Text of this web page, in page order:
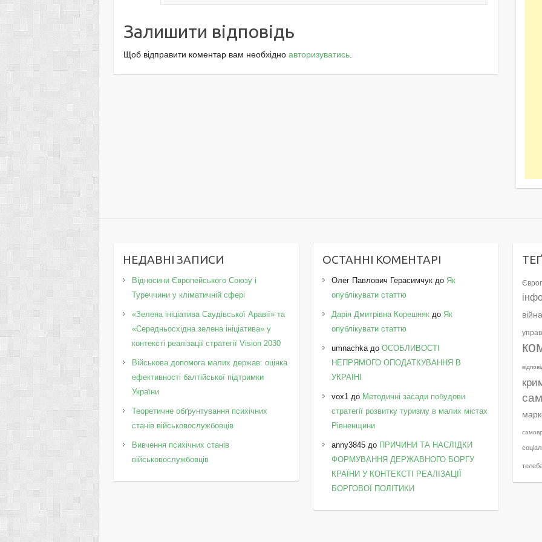
Залишити відповідь
Щоб відправити коментар вам необхідноавторизуватись
НЕДАВНІ ЗАПИСИ
Відносини Європейського Союзу і
Туреччини у кліматичній сфері
«Зелена ініціатива Саудівської Аравії» та
«Середньосхідна зелена ініціатива» у
контексті реалізації стратегії Vision 2030
Військова допомога малих держав: оцінка
ефективності балтійської підтримки
України
Теоретичне обґрунтування психічних
станів військовослужбовців
Вивчення психічних станів
військовослужбовців
ОСТАННІ КОМЕНТАРІ
Олег Павлович Герасимчук до Як
опублікувати статтю
Дарія Дмитрівна Корешняк до Як
опублікувати статтю
umnachkaдоОСОБЛИВОСТІ
НЕПРЯМОГО ОПОДАТКУВАННЯ В
УКРАЇНІ
vox1 до Методичні засади побудови
стратегії розвитку туризму в малих містах
Рівненщини
anny3845 до ПРИЧИНИ ТА НАСЛІДКИ
ФОРМУВАННЯ ДЕРЖАВНОГО БОРГУ
КРАЇНИ У КОНТЕКСТІ РЕАЛІЗАЦІЇ
БОРГОВОЇ ПОЛІТИКИ
війна